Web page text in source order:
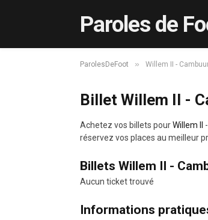
Paroles de
ParolesDeFoot » Willem II -
Billet Willem II -
Achetez vos billets pourWillem II
réservez vos places au meilleur
Billets Willem II -
Aucun ticket trouvé
Informations